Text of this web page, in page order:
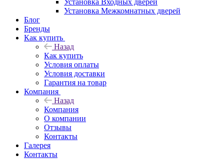
Установка Входных дверей
Установка Межкомнатных дверей
Блог
Бренды
Как купить
Назад
Как купить
Условия оплаты
Условия доставки
Гарантия на товар
Компания
Назад
Компания
О компании
Отзывы
Контакты
Галерея
Контакты